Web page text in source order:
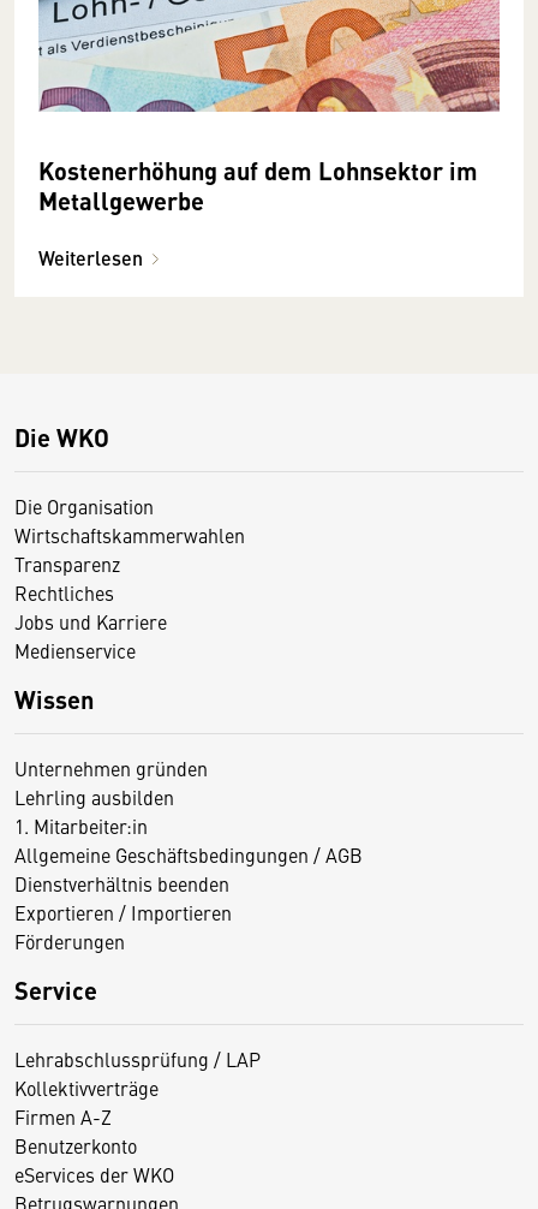
Kostenerhöhung auf dem Lohnsektor im
Metallgewerbe
Weiterlesen
Die WKO
Die Organisation
Wirtschaftskammerwahlen
Transparenz
Rechtliches
Jobs und Karriere
Medienservice
Wissen
Unternehmen gründen
Lehrling ausbilden
1. Mitarbeiter:in
Allgemeine Geschäftsbedingungen / AGB
Dienstverhältnis beenden
Exportieren / Importieren
Förderungen
Service
Lehrabschlussprüfung / LAP
Kollektivverträge
Firmen A-Z
Benutzerkonto
eServices der WKO
Betrugswarnungen